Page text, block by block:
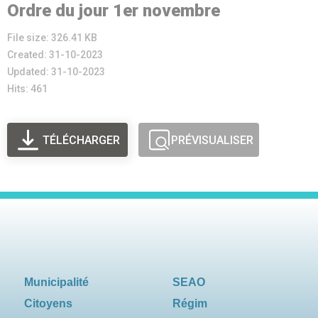
Ordre du jour 1er novembre
File size: 326.41 KB
Created: 31-10-2023
Updated: 31-10-2023
Hits: 461
TÉLÉCHARGER PRÉVISUALISER
Municipalité
Citoyens
SEAO
Régim